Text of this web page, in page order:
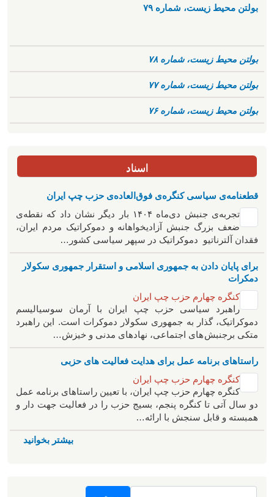
بولتن محیط زیست، شماره ۷۹
بولتن محیط زیست، شماره ۷۸
بولتن محیط زیست، شماره ۷۷
بولتن محیط زیست، شماره ۷۶
اسناد
قطعنامه‌ی سیاسی کنگره‌ی فوق‌العاده‌ی حزب چپ ایران
تجربه‌ی جنبش دی‌ماه ۱۴۰۴ بار دیگر نشان داد که نقطه‌ی
ضعف بزرگ جنبش آزادیخواهانه و دموکراتیک مردم ایران،
فقدان آلترناتیو دموکراتیک در سپهر سیاسی کشور…
برای پایان دادن به جمهوری اسلامی و استقرار جمهوری سکولار
دمکرات
کنگره چهارم حزب چپ ایران
راهبرد سياسی حزب چپ ایران با آرمان سوسیالیسم
دموکراتیک، گذار به جمهوری سکولار دموکرات است. این راهبرد
متکی برجنبش های اجتماعی، نهادهای مدنی و خیزش‌…
راستاهای برنامه عمل برای هدایت فعالیت های حزبی
کنگره چهارم حزب چپ ایران
کنگره چهارم حزب چپ ایران، با تعیین راستاهای برنامه عمل
دو سال آتی تا کنگره پنجم، بسیج حزب را در فعالیت جهت دار و
همبسته و قابل سنجش با ارائه…
بیشتر بخوانید
جستجو